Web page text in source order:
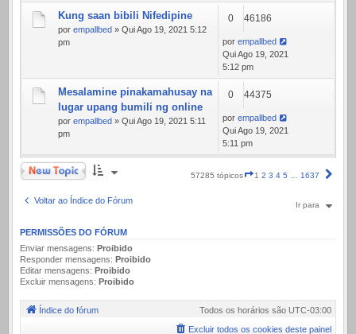
Kung saan bibili Nifedipine
por empallbed » Qui Ago 19, 2021 5:12
pm
0 46186
por empallbed
Qui Ago 19, 2021
5:12 pm
Mesalamine pinakamahusay na
lugar upang bumili ng online
por empallbed » Qui Ago 19, 2021 5:11
pm
0 44375
por empallbed
Qui Ago 19, 2021
5:11 pm
Novo Tópico
57285 tópicos
Página
1 2 3 4 5 … 1637
Voltar ao Índice do Fórum Ir para
PERMISSÕES DO FÓRUM
Enviar mensagens: Proibido
Responder mensagens: Proibido
Editar mensagens: Proibido
Excluir mensagens: Proibido
Índice do fórum Todos os horários são UTC-03:00
Excluir todos os cookies deste painel